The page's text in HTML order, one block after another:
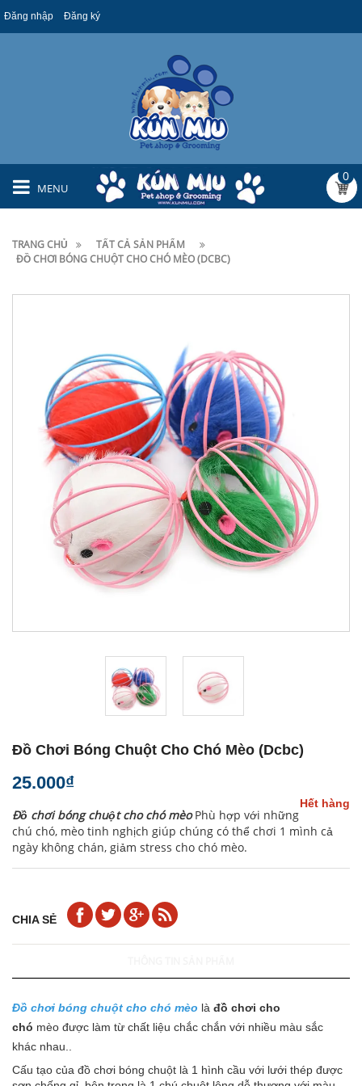
Đăng nhập Đăng ký
MENU
0
TRANG CHỦ
TẤT CẢ SẢN PHẨM
ĐỒ CHƠI BÓNG CHUỘT CHO CHÓ MÈO (DCBC)
Đồ Chơi Bóng Chuột Cho Chó Mèo (dcbc)
25.000₫
Hết hàng
Đồ chơi bóng chuột cho chó mèo Phù hợp với những
chú chó, mèo tinh nghịch giúp chúng có thể chơi 1 mình cả
ngày không chán, giảm stress cho chó mèo.
CHIA SẺ
Đồ chơi bóng chuột cho chó mèo là đồ chơi cho
chó mèo được làm từ chất liệu chắc chắn với nhiều màu sắc
khác nhau..
Cấu tạo của đồ chơi bóng chuột là 1 hình cầu với lưới thép được